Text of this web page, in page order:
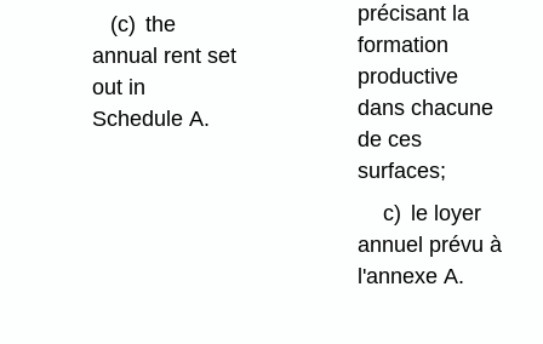
(c) the
annual rent set
out in
Schedule A.
précisant la
formation
productive
dans chacune
de ces
surfaces;
c)
le loyer
annuel prévu à
l'annexe A.